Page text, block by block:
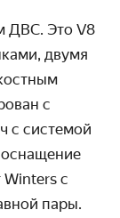
ДВС. Это V8
двумя
с
с системой
оснащение
с
пары.